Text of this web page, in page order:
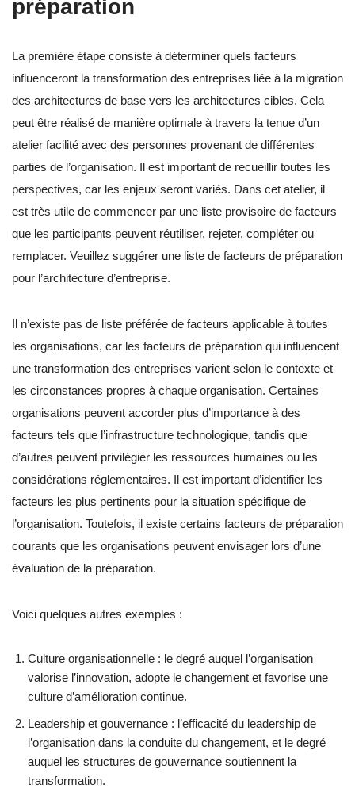
préparation
La première étape consiste à déterminer quels facteurs
influenceront la transformation des entreprises liée à la migration
des architectures de base vers les architectures cibles. Cela
peut être réalisé de manière optimale à travers la tenue d’un
atelier facilité avec des personnes provenant de différentes
parties de l’organisation. Il est important de recueillir toutes les
perspectives, car les enjeux seront variés. Dans cet atelier, il
est très utile de commencer par une liste provisoire de facteurs
que les participants peuvent réutiliser, rejeter, compléter ou
remplacer. Veuillez suggérer une liste de facteurs de préparation
pour l’architecture d’entreprise.
Il n’existe pas de liste préférée de facteurs applicable à toutes
les organisations, car les facteurs de préparation qui influencent
une transformation des entreprises varient selon le contexte et
les circonstances propres à chaque organisation. Certaines
organisations peuvent accorder plus d’importance à des
facteurs tels que l’infrastructure technologique, tandis que
d’autres peuvent privilégier les ressources humaines ou les
considérations réglementaires. Il est important d’identifier les
facteurs les plus pertinents pour la situation spécifique de
l’organisation. Toutefois, il existe certains facteurs de préparation
courants que les organisations peuvent envisager lors d’une
évaluation de la préparation.
Voici quelques autres exemples :
Culture organisationnelle : le degré auquel l’organisation
valorise l’innovation, adopte le changement et favorise une
culture d’amélioration continue.
Leadership et gouvernance : l’efficacité du leadership de
l’organisation dans la conduite du changement, et le degré
auquel les structures de gouvernance soutiennent la
transformation.